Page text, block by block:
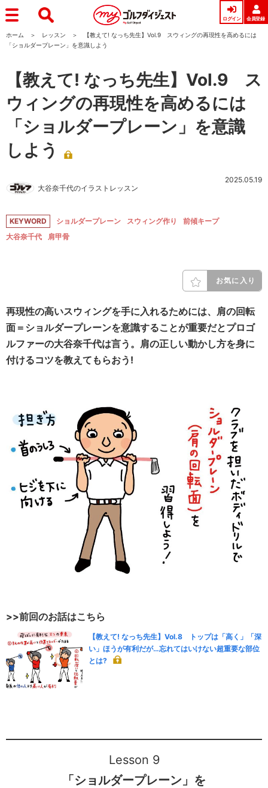
ログイン 会員登録
ホーム レッスン
【教えて! なっち先生】Vol.9 スウィングの再現性を高めるには
「ショルダープレーン」を意識しよう
【教えて! なっち先生】Vol.9 ス
ウィングの再現性を高めるには
「ショルダープレーン」を意識
しよう
大谷奈千代のイラストレッスン
2025.05.19
KEYWORD ショルダープレーン スウィング作り
前傾キープ
大谷奈千代
肩甲骨
お気に入り
再現性の高いスウィングを手に入れるためには、肩の回転
面＝ショルダープレーンを意識することが重要だとプロゴ
ルファーの大谷奈千代は言う。肩の正しい動かし方を身に
付けるコツを教えてもらおう!
>>前回のお話はこちら
【教えて! なっち先生】Vol.8 トップは「高く」「深
い」ほうが有利だが…忘れてはいけない超重要な部位
とは?
Lesson 9
「ショルダープレーン」を